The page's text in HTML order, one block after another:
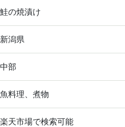
鮭の焼漬け
新潟県
中部
魚料理、煮物
楽天市場で検索可能